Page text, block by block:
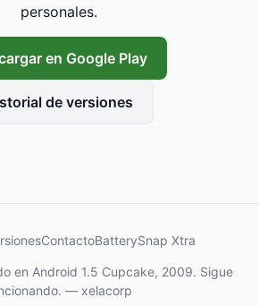
personales.
en Google Play
de versiones
ContactoBatterySnap Xtra
en Android 1.5 Cupcake, 2009. Sigue
— xelacorp